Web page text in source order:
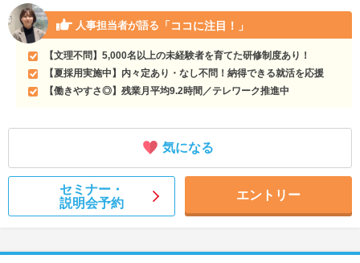
人事担当者が語る 「ココに注目！」
【文理不問】5,000名以上の未経験者を育てた研修制度あり！
【夏採用実施中】内々定あり・なし不問！納得できる就活を応援
【働きやすさ◎】残業月平均9.2時間／テレワーク推進中
気になる
セミナー・
説明会予約
エントリー